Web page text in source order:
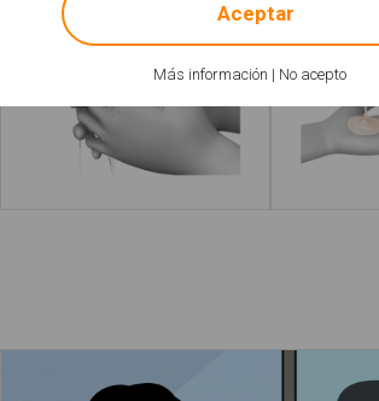
acerca de "Champú"
Leer más Leer
La mujer se está maquillando
Más información | No acepto
Aceptar